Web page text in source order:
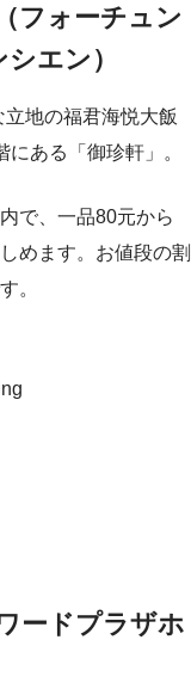
フォーチュン
エン）
地の福君海悦大飯
ある「御珍軒」。
で、一品80元から
めます。お値段の割
。
ードプラザホ